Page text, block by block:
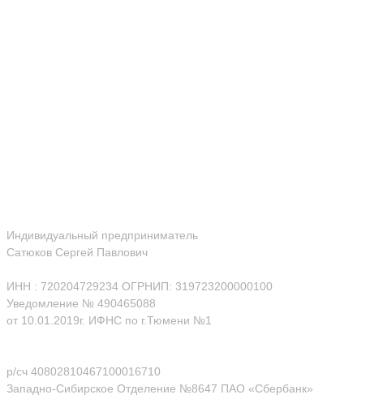
Индивидуальный предприниматель
Сатюков Сергей Павлович
ИНН : 720204729234 ОГРНИП: 319723200000100
Уведомление № 490465088
от 10.01.2019г. ИФНС по г.Тюмени №1
р/сч 40802810467100016710
Западно-Сибирское Отделение №8647 ПАО «Сбербанк»